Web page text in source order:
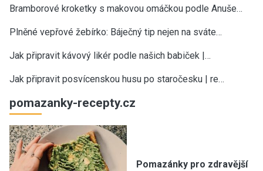
Bramborové kroketky s makovou omáčkou podle Anuše…
Plněné vepřové žebírko: Báječný tip nejen na sváte…
Jak připravit kávový likér podle našich babiček |…
Jak připravit posvícenskou husu po staročesku | re…
pomazanky-recepty.cz
Pomazánky pro zdravější